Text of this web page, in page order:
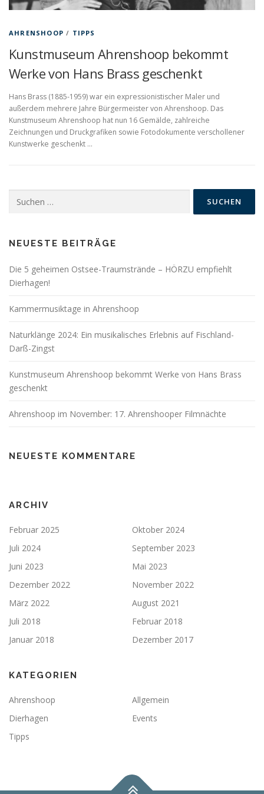
AHRENSHOOP / TIPPS
Kunstmuseum Ahrenshoop bekommt
Werke von Hans Brass geschenkt
Hans Brass (1885-1959) war ein expressionistischer Maler und
außerdem mehrere Jahre Bürgermeister von Ahrenshoop. Das
Kunstmuseum Ahrenshoop hat nun 16 Gemälde, zahlreiche
Zeichnungen und Druckgrafiken sowie Fotodokumente verschollener
Kunstwerke geschenkt …
nach:
NEUESTE BEITRÄGE
Die 5 geheimen Ostsee-Traumstrände – HÖRZU empfiehlt
Dierhagen!
Kammermusiktage in Ahrenshoop
Naturklänge 2024: Ein musikalisches Erlebnis auf Fischland-
Darß-Zingst
Kunstmuseum Ahrenshoop bekommt Werke von Hans Brass
geschenkt
Ahrenshoop im November: 17. Ahrenshooper Filmnächte
NEUESTE KOMMENTARE
ARCHIV
Februar 2025
Oktober 2024
Juli 2024
September 2023
Juni 2023
Mai 2023
Dezember 2022
November 2022
März 2022
August 2021
Juli 2018
Februar 2018
Januar 2018
Dezember 2017
KATEGORIEN
Ahrenshoop
Allgemein
Dierhagen
Events
Tipps